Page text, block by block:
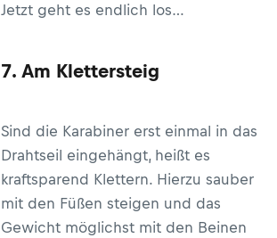
Jetzt geht es endlich los…
7. Am Klettersteig
Sind die Karabiner erst einmal in das
Drahtseil eingehängt, heißt es
kraftsparend Klettern. Hierzu sauber
mit den Füßen steigen und das
Gewicht möglichst mit den Beinen